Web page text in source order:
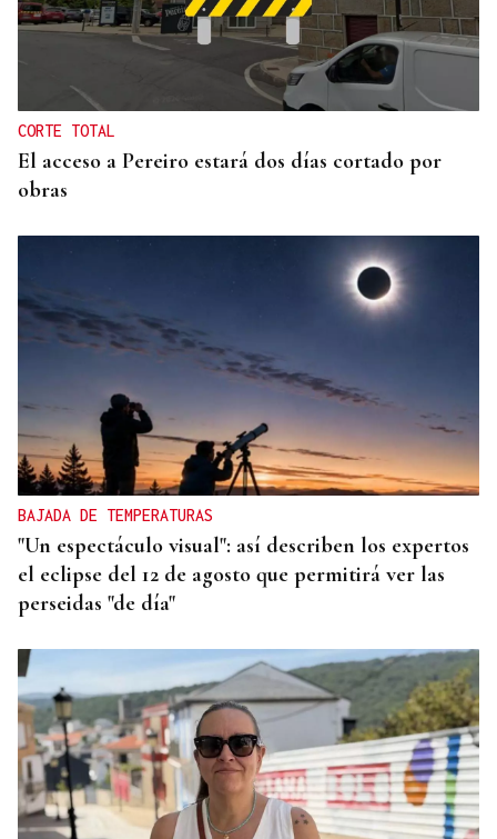
CORTE TOTAL
El acceso a Pereiro estará dos días cortado por
obras
BAJADA DE TEMPERATURAS
"Un espectáculo visual": así describen los expertos
el eclipse del 12 de agosto que permitirá ver las
perseidas "de día"